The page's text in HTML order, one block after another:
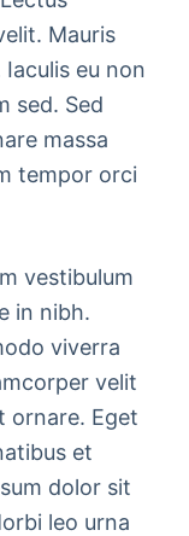
Mauris
eu non
sed. Sed
massa
tempor orci
vestibulum
in nibh.
viverra
velit
ornare. Eget
et
dolor sit
leo urna